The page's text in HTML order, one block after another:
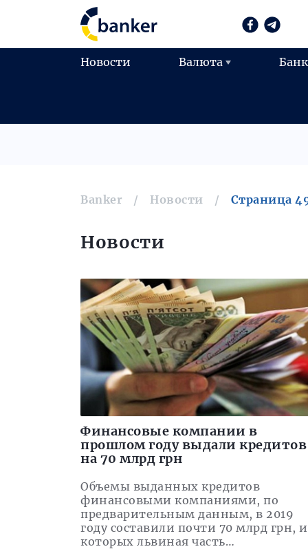
Новости Валюта
Banker Новости Страница
Новости
Финансовые компании в
прошлом году выдали кредитов
на 70 млрд грн
Объемы выданных кредитов
финансовыми компаниями, по
предварительным данным, в 2019
году составили почти 70 млрд грн,
которых львиная часть…